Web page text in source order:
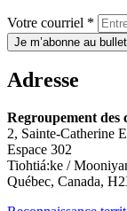
Votre courriel *
Je m’abonne au
Adresse
Regroupement des
2, Sainte-Catherine
Espace 302
Tiohtiá:ke /
Québec, Canada,